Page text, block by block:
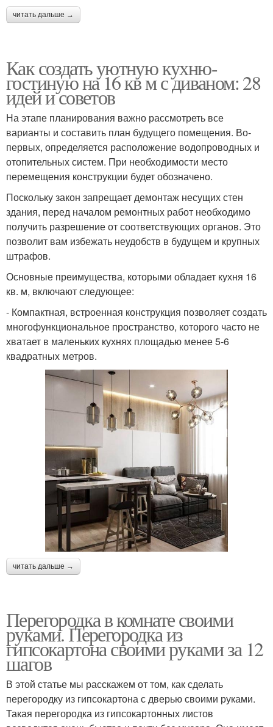
читать дальше →
Как создать уютную кухню-
гостиную на 16 кв м с диваном: 28
идей и советов
На этапе планирования важно рассмотреть все
варианты и составить план будущего помещения. Во-
первых, определяется расположение водопроводных и
отопительных систем. При необходимости место
перемещения конструкции будет обозначено.
Поскольку закон запрещает демонтаж несущих стен
здания, перед началом ремонтных работ необходимо
получить разрешение от соответствующих органов. Это
позволит вам избежать неудобств в будущем и крупных
штрафов.
Основные преимущества, которыми обладает кухня 16
кв. м, включают следующее:
- Компактная, встроенная конструкция позволяет создать
многофункциональное пространство, которого часто не
хватает в маленьких кухнях площадью менее 5-6
квадратных метров.
читать дальше →
Перегородка в комнате своими
руками. Перегородка из
гипсокартона своими руками за 12
шагов
В этой статье мы расскажем от том, как сделать
перегородку из гипсокартона с дверью своими руками.
Такая перегородка из гипсокартонных листов